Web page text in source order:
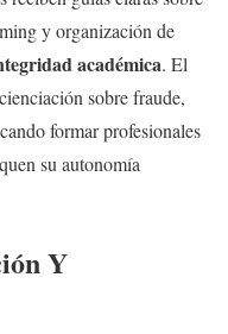
y organización de
académica. El
sobre fraude,
formar profesionales
su autonomía
Y